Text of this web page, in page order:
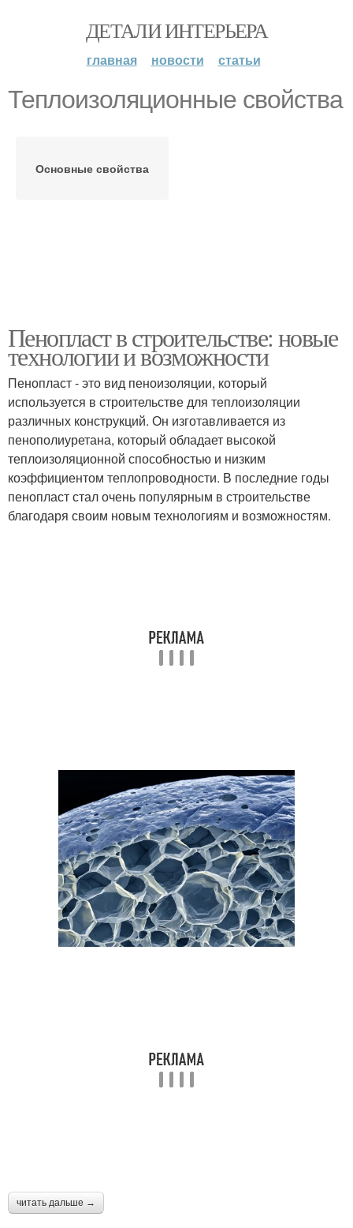
ДЕТАЛИ ИНТЕРЬЕРА
главная новости статьи
Теплоизоляционные свойства
Основные свойства
Пенопласт в строительстве: новые
технологии и возможности
Пенопласт - это вид пеноизоляции, который
используется в строительстве для теплоизоляции
различных конструкций. Он изготавливается из
пенополиуретана, который обладает высокой
теплоизоляционной способностью и низким
коэффициентом теплопроводности. В последние годы
пенопласт стал очень популярным в строительстве
благодаря своим новым технологиям и возможностям.
читать дальше →